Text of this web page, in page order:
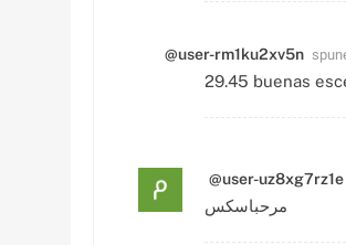
@user-rm1ku2xv5n
29.45 buenas
@user-uz8xg7rz1e
مرحباسکس